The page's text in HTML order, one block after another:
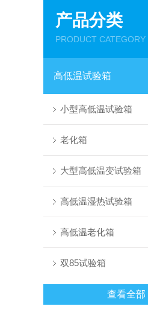
产品分类
PRODUCT CATEGORY
高低温试验箱
小型高低温试验箱
老化箱
大型高低温变试验箱
高低温湿热试验箱
高低温老化箱
双85试验箱
查看全部